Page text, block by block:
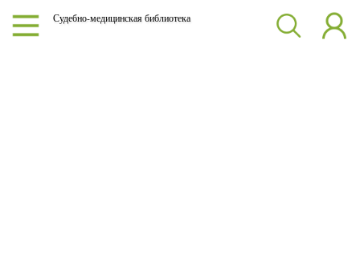
Судебно-медицинская библиотека